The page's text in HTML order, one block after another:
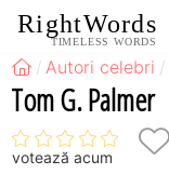
RightWords
TIMELESS WORDS
Autori celebri
Tom G. Palmer
votează acum